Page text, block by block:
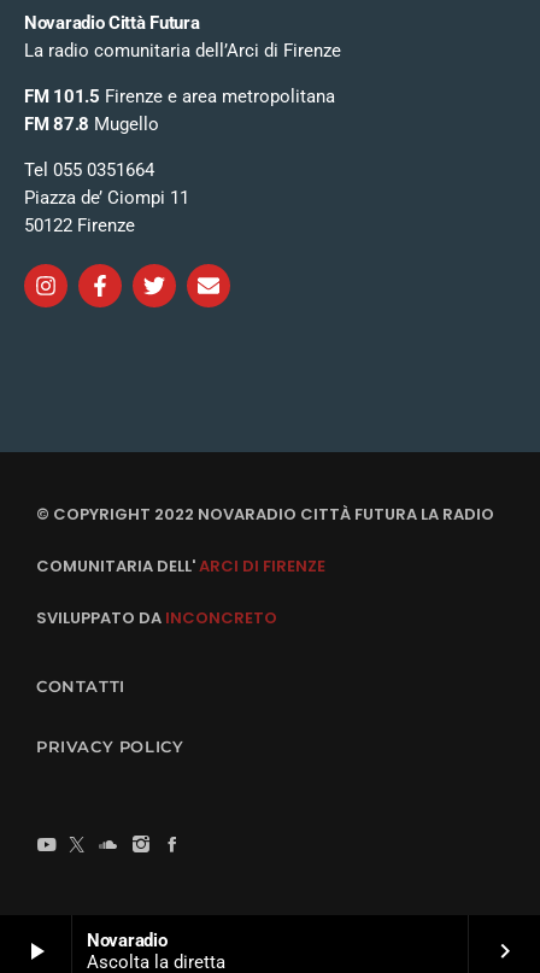
play_arrow
Novaradio
Ascolta la diretta
keyboard_arrow_right
Novaradio Città Futura
La radio comunitaria dell’Arci di Firenze
FM 101.5 Firenze e area metropolitana
FM 87.8 Mugello
Tel 055 0351664
Piazza de’ Ciompi 11
50122 Firenze
© COPYRIGHT 2022 NOVARADIO CITTÀ FUTURA LA RADIO
COMUNITARIA DELL'ARCI DI FIRENZE
SVILUPPATO DA INCONCRETO
CONTATTI
PRIVACY POLICY